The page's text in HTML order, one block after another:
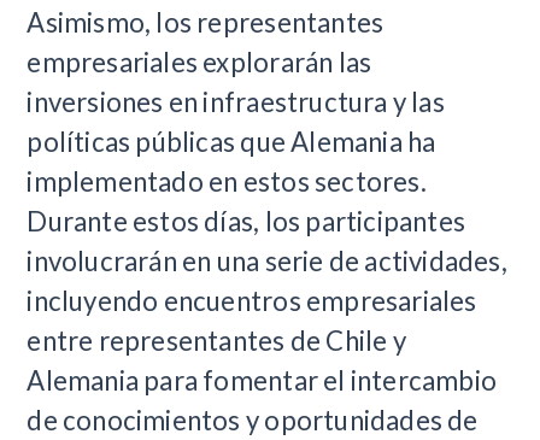
Asimismo, los representantes
empresariales explorarán las
inversiones en infraestructura y las
políticas públicas que Alemania ha
implementado en estos sectores.
Durante estos días, los participantes
involucrarán en una serie de actividades,
incluyendo encuentros empresariales
entre representantes de Chile y
Alemania para fomentar el intercambio
de conocimientos y oportunidades de